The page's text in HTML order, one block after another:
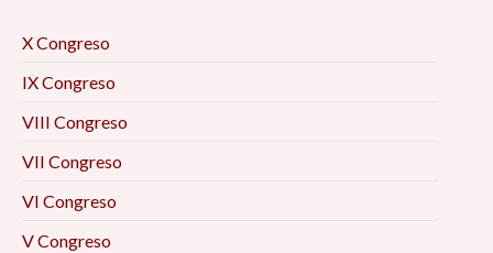
X Congreso
IX Congreso
VIII Congreso
VII Congreso
VI Congreso
V Congreso